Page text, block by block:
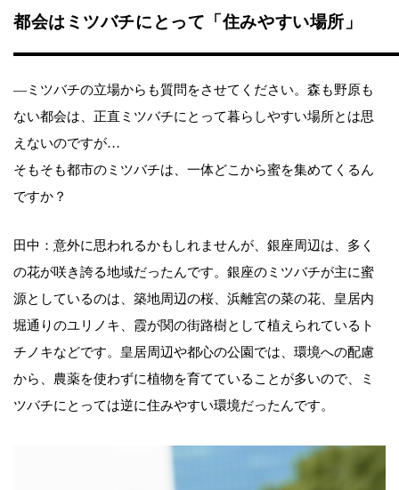
都会はミツバチにとって「住みやすい場所」
―ミツバチの立場からも質問をさせてください。森も野原も
ない都会は、正直ミツバチにとって暮らしやすい場所とは思
えないのですが…
そもそも都市のミツバチは、一体どこから蜜を集めてくるん
ですか？
田中：意外に思われるかもしれませんが、銀座周辺は、多く
の花が咲き誇る地域だったんです。銀座のミツバチが主に蜜
源としているのは、築地周辺の桜、浜離宮の菜の花、皇居内
堀通りのユリノキ、霞が関の街路樹として植えられているト
チノキなどです。皇居周辺や都心の公園では、環境への配慮
から、農薬を使わずに植物を育てていることが多いので、ミ
ツバチにとっては逆に住みやすい環境だったんです。